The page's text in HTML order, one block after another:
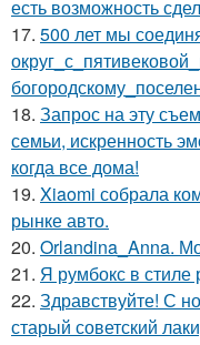
есть возможность
17. 500 лет мы
18. Запрос на эту
семьи, искренность
когда все дома!
19. Xiaomi собрала
рынке авто.
20. Orlandina_Anna.
21. Я румбокс в стиле
22. Здравствуйте! С
старый советский